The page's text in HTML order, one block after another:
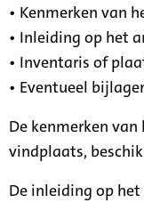
• Kenmerken van
• Inleiding op het
• Inventaris of
• Eventueel
De kenmerken
vindplaats,
De inleiding op